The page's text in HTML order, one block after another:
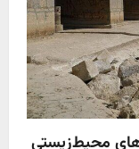
محیط‌زیستی